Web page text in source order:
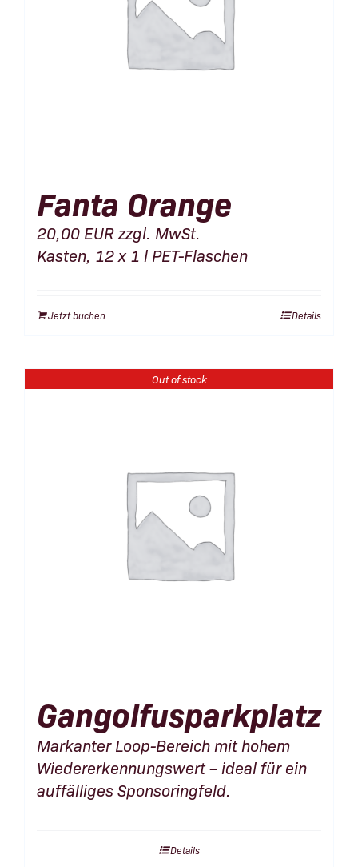
Fanta Orange
20,00 EURzzgl. MwSt.
Kasten, 12 x 1 l PET-Flaschen
Jetzt buchen Details
Out of stock
Gangolfusparkplatz
Markanter Loop-Bereich mit hohem
Wiedererkennungswert – ideal für ein
auffälliges Sponsoringfeld.
Details